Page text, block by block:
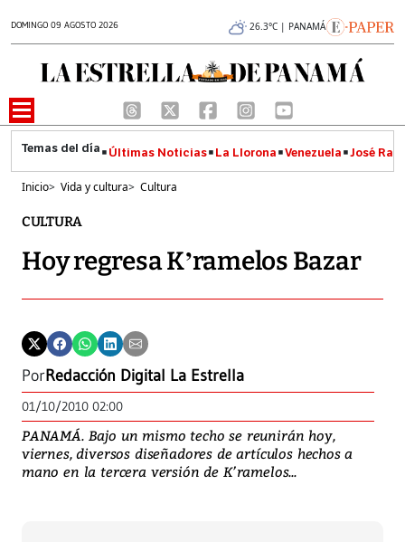
DOMINGO 09 AGOSTO 2026 26.3°C | PANAMÁ
Últimas Noticias La Llorona Venezuela José
Inicio> Vida y cultura> Cultura
CULTURA
Hoy regresa K’ramelos Bazar
PorRedacción Digital La Estrella
01/10/2010 02:00
PANAMÁ. Bajo un mismo techo se reunirán hoy,
viernes, diversos diseñadores de artículos hechos a
mano en la tercera versión de K’ramelos...